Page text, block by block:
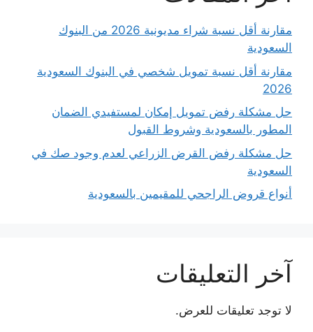
مقارنة أقل نسبة شراء مديونية 2026 من البنوك
السعودية
مقارنة أقل نسبة تمويل شخصي في البنوك السعودية
2026
حل مشكلة رفض تمويل إمكان لمستفيدي الضمان
المطور بالسعودية وشروط القبول
حل مشكلة رفض القرض الزراعي لعدم وجود صك في
السعودية
أنواع قروض الراجحي للمقيمين بالسعودية
آخر التعليقات
لا توجد تعليقات للعرض.